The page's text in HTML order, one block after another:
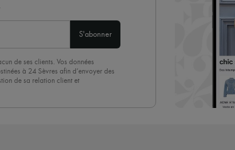
S'abonner
de ses clients. Vos données
à 24 Sèvres afin d’envoyer des
de sa relation client et